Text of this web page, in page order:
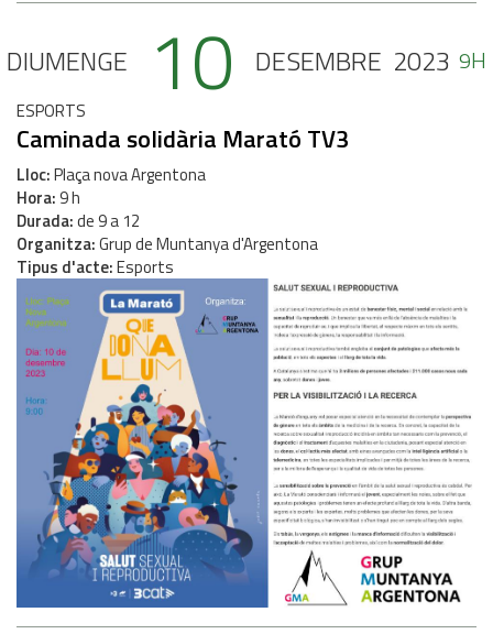
DIUMENGE 10 DESEMBRE 2023 9H
ESPORTS
Caminada solidària Marató TV3
Lloc Plaça nova Argentona
Hora 9 h
Durada de 9 a 12
Organitza Grup de Muntanya d'Argentona
Tipus d'acte Esports